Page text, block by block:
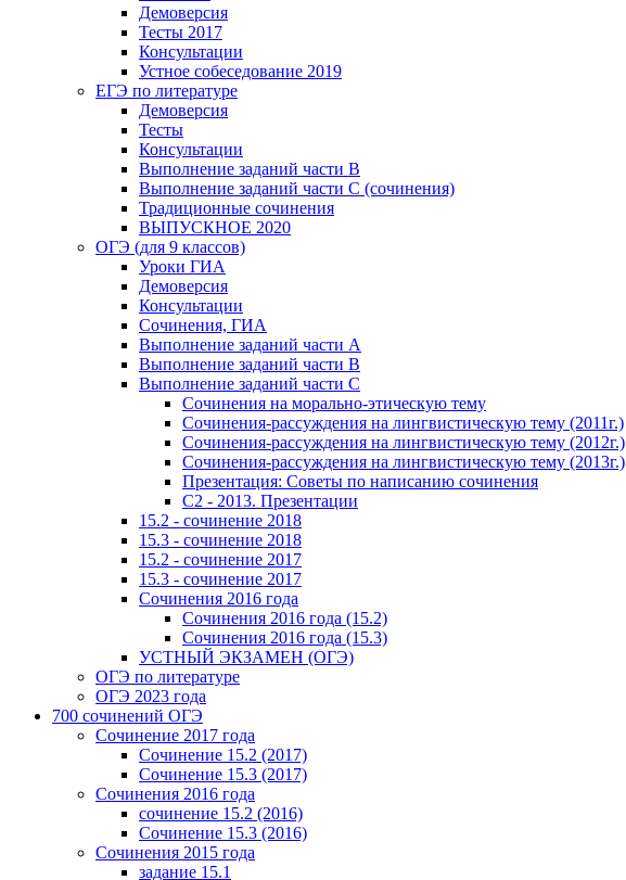
Демоверсия
Тесты 2017
Консультации
Устное собеседование 2019
ЕГЭ по литературе
Демоверсия
Тесты
Консультации
Выполнение заданий части В
Выполнение заданий части С (сочинения)
Традиционные сочинения
ВЫПУСКНОЕ 2020
ОГЭ (для 9 классов)
Уроки ГИА
Демоверсия
Консультации
Сочинения, ГИА
Выполнение заданий части А
Выполнение заданий части В
Выполнение заданий части С
Сочинения на морально-этическую тему
Сочинения-рассуждения на лингвистическую тему (2011г.)
Сочинения-рассуждения на лингвистическую тему (2012г.)
Сочинения-рассуждения на лингвистическую тему (2013г.)
Презентация: Советы по написанию сочинения
C2 - 2013. Презентации
15.2 - сочинение 2018
15.3 - сочинение 2018
15.2 - сочинение 2017
15.3 - сочинение 2017
Сочинения 2016 года
Сочинения 2016 года (15.2)
Сочинения 2016 года (15.3)
УСТНЫЙ ЭКЗАМЕН (ОГЭ)
ОГЭ по литературе
ОГЭ 2023 года
700 cочинений ОГЭ
Сочинение 2017 года
Сочинение 15.2 (2017)
Сочинение 15.3 (2017)
Сочинения 2016 года
сочинение 15.2 (2016)
Сочинение 15.3 (2016)
Сочинения 2015 года
задание 15.1